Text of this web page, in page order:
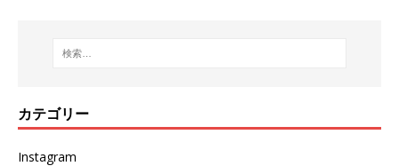
カテゴリー
Instagram